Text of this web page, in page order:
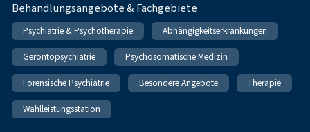
Behandlungsangebote & Fachgebiete
Psychiatrie & Psychotherapie Abhängigkeitserkrankungen
Gerontopsychiatrie Psychosomatische Medizin
Forensische Psychiatrie Besondere Angebote Therapie
Wahlleistungsstation